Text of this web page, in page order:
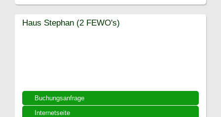
Buchungsanfrage
Internetseite
Haus Stephan (2 FEWO's)